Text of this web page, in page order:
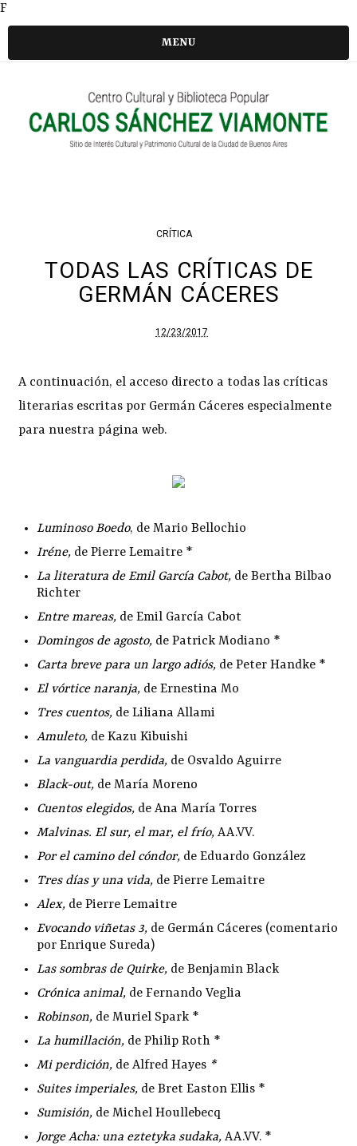
F
MENU
CRÍTICA
TODAS LAS CRÍTICAS DE
GERMÁN CÁCERES
12/23/2017
A continuación, el acceso directo a todas las críticas
literarias escritas por Germán Cáceres especialmente
para nuestra página web.
Luminoso Boedo, de Mario Bellochio
Iréne, de Pierre Lemaitre *
La literatura de Emil García Cabot, de Bertha Bilbao
Richter
Entre mareas, de Emil García Cabot
Domingos de agosto, de Patrick Modiano *
Carta breve para un largo adiós, de Peter Handke *
El vórtice naranja, de Ernestina Mo
Tres cuentos, de Liliana Allami
Amuleto, de Kazu Kibuishi
La vanguardia perdida, de Osvaldo Aguirre
Black-out,de María Moreno
Cuentos elegidos, de Ana María Torres
Malvinas. El sur, el mar, el frío, AA.VV.
Por el camino del cóndor, de Eduardo González
Tres días y una vida, de Pierre Lemaitre
Alex, de Pierre Lemaitre
Evocando viñetas 3, de Germán Cáceres (comentario
por Enrique Sureda)
Las sombras de Quirke, de Benjamin Black
Crónica animal, de Fernando Veglia
Robinson, de Muriel Spark *
La humillación, de Philip Roth *
Mi perdición, de Alfred Hayes *
Suites imperiales, de Bret Easton Ellis *
Sumisión, de Michel Houllebecq
Jorge Acha: una eztetyka sudaka, AA.VV. *